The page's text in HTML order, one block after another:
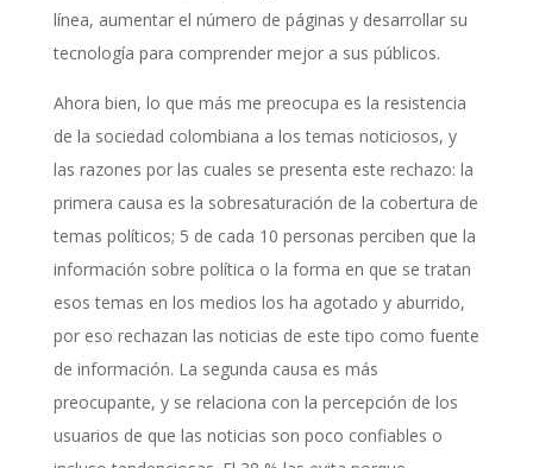
línea, aumentar el número de páginas y desarrollar su
tecnología para comprender mejor a sus públicos.
Ahora bien, lo que más me preocupa es la resistencia
de la sociedad colombiana a los temas noticiosos, y
las razones por las cuales se presenta este rechazo: la
primera causa es la sobresaturación de la cobertura de
temas políticos; 5 de cada 10 personas perciben que la
información sobre política o la forma en que se tratan
esos temas en los medios los ha agotado y aburrido,
por eso rechazan las noticias de este tipo como fuente
de información. La segunda causa es más
preocupante, y se relaciona con la percepción de los
usuarios de que las noticias son poco confiables o